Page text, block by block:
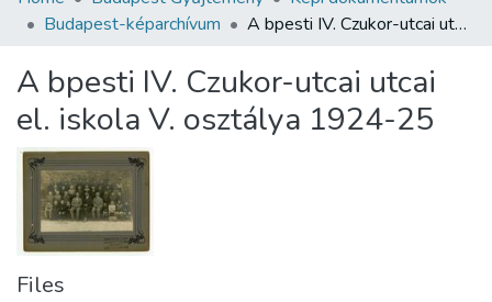
Statistics
About us
Budapest-képarchívum
A bpesti IV. Czukor-utcai utcai el. iskola V. osztálya 1924-25
A bpesti IV. Czukor-utcai utcai
el. iskola V. osztálya 1924-25
Files